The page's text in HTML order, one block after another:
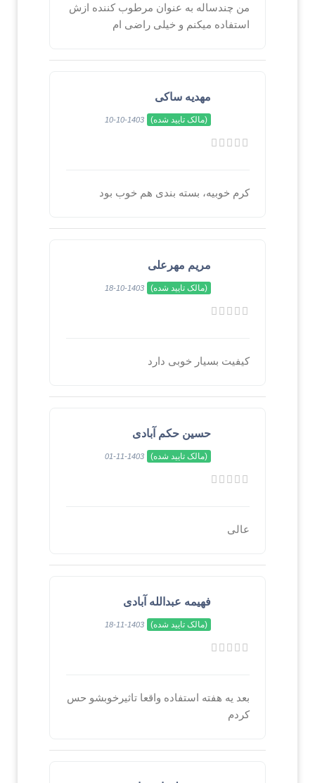
من چندساله به عنوان مرطوب کننده ازش
استفاده میکنم و خیلی راضی ام
مهدیه ساکی
(مالک تایید شده) 1403-10-10
کرم خوبیه، بسته بندی هم خوب بود
مریم مهرعلی
(مالک تایید شده) 1403-10-18
کیفیت بسیار خوبی دارد
حسین حکم آبادی
(مالک تایید شده) 1403-11-01
عالی
فهیمه عبدالله آبادی
(مالک تایید شده) 1403-11-18
بعد یه هفته استفاده واقعا تاثیرخوبشو حس
کردم